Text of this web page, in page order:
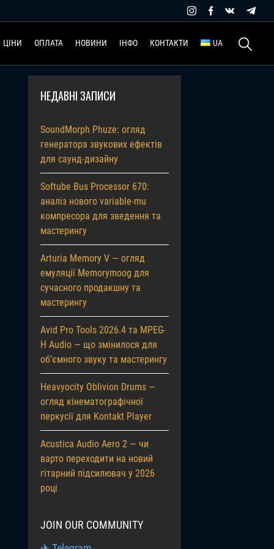
ЦІНИ ОПЛАТА НОВИНИ ІНФО КОНТАКТИ UA Пошук:
НЕДАВНІ ЗАПИСИ
SoundMorph Phuze: огляд
генератора звукових ефектів
для саунд-дизайну
Softube Bus Processor 670:
аналіз нового variable-mu
компресора для зведення та
мастерингу
Arturia Memory V — огляд
емуляції Memorymoog для
сучасного продакшну та
мастерингу
Avid Pro Tools 2026.4 та MPEG-
H Audio — що змінилося для
об’ємного звуку та мастерингу
Heavyocity Oblivion Drums —
огляд кінематографічної
перкусії для Kontakt Player
Acustica Audio Aero 2 — чи
варто переходити на новий
гітарний підсилювач у 2026
році
JOIN OUR COMMUNITY